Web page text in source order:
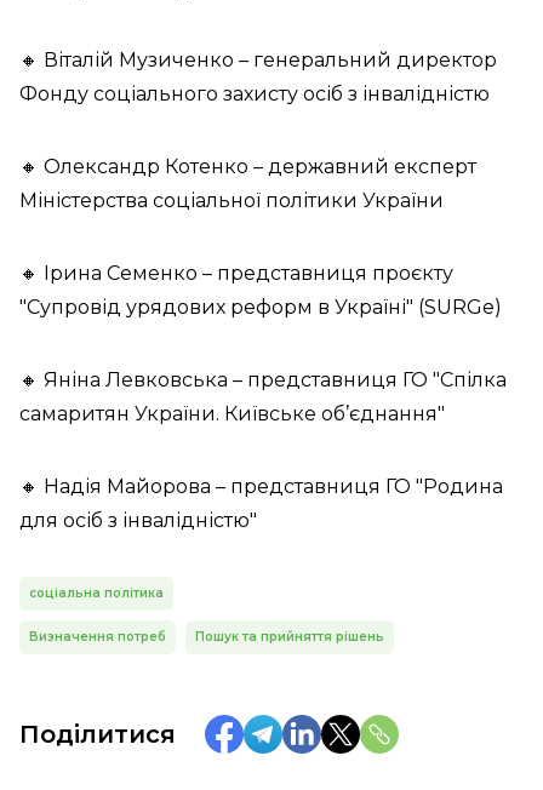
🔸️ Віталій Музиченко – генеральний директор
Фонду соціального захисту осіб з інвалідністю
🔸️ Олександр Котенко – державний експерт
Міністерства соціальної політики України
🔸️ Ірина Семенко – представниця проєкту
"Супровід урядових реформ в Україні" (SURGe)
🔸️ Яніна Левковська – представниця ГО "Спілка
самаритян України. Київське об’єднання"
🔸️ Надія Майорова – представниця ГО "Родина
для осіб з інвалідністю"
соціальна політика
Визначення потреб Пошук та прийняття рішень
Поділитися